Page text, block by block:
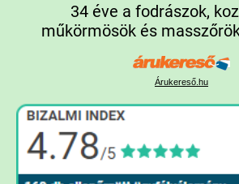
34 éve a fodrászok,
műkörmösök és
Árukereső.hu